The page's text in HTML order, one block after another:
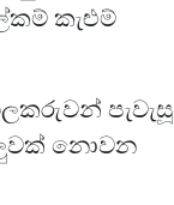
කැළුම්
පැවැසූ
නොවන